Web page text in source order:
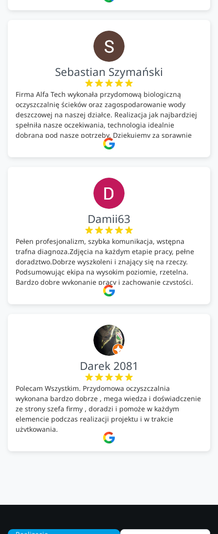
pomontażowa również OK. A ich środki do oczyszczalni –
Sebastian Szymański
Firma Alfa Tech wykonała przydomową biologiczną
oczyszczalnię ścieków oraz zagospodarowanie wody
deszczowej na naszej działce. Realizacja jak najbardziej
spełniła nasze oczekiwania, technologia idealnie
dobrana pod nasze potrzeby. Dziękujemy za sprawnie
wykonany montaż w świetnej atmosferze! Polecam!
Damii63
Pełen profesjonalizm, szybka komunikacja, wstępna
trafna diagnoza.Zdjęcia na każdym etapie pracy, pełne
doradztwo.Dobrze wyszkoleni i znający się na rzeczy.
Podsumowując ekipa na wysokim poziomie, rzetelna.
Bardzo dobre wykonanie pracy i zachowanie czystości.
Darek 2081
Polecam Wszystkim. Przydomowa oczyszczalnia
wykonana bardzo dobrze , mega wiedza i doświadczenie
ze strony szefa firmy , doradzi i pomoże w każdym
elemencie podczas realizacji projektu i w trakcie
użytkowania.
Firma godna zaufania. Tak trzymać!